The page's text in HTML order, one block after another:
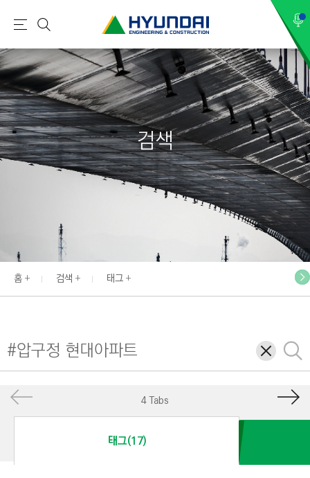
현
건
설
(
H
Y
U
N
E
N
N
E
I
N
메
뉴
검
색
검색
홈 검색 태그
삭
제
검
색
4 Tabs
태그(17)